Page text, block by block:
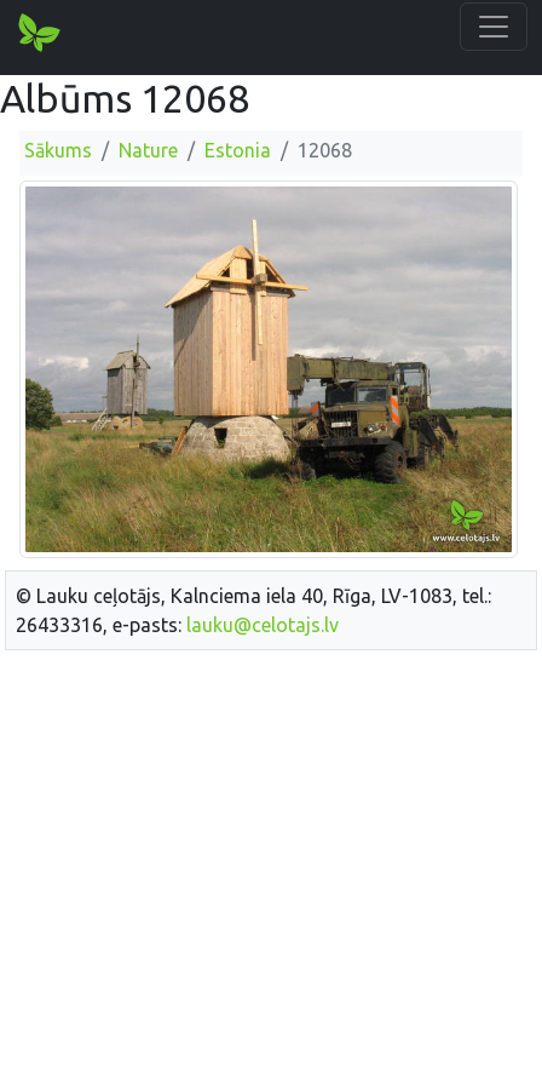
Albūms 12068
Sākums Nature Estonia 12068
© Lauku ceļotājs, Kalnciema iela 40, Rīga, LV-1083, tel.:
26433316, e-pasts: lauku@celotajs.lv